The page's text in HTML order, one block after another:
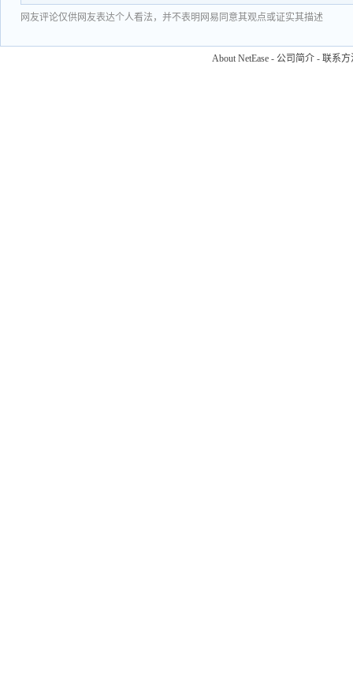
网友评论仅供网友表达个人看法，并不表明网易同意其观点或证实其描述
About NetEase - 公司简介 - 联系方